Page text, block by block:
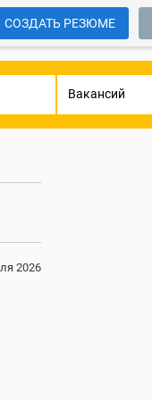
СОЗДАТЬ РЕЗЮМЕ
Вакансий
2026